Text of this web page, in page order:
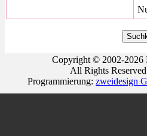
Copyright © 2002-2026
All Rights
Programmierung: zweidesign